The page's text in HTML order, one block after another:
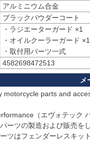
アルミニウム合金
ブラックパウダーコート
・ラジエーターガード ×1
・オイルクーラーガード ×1
・取付用パーツ一式
4582698472513
motorcycle parts and
（エヴォテック
ーツの製造および販売を
ツはフェンダーレスキッ